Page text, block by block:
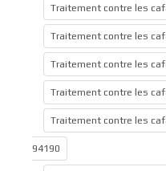
Traitement contre les
Traitement contre les
Traitement contre les
Traitement contre les
Traitement contre les
94190